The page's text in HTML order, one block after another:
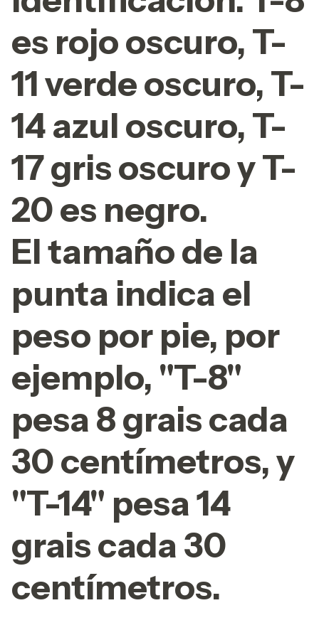
es rojo oscuro, T-
11 verde oscuro, T-
14 azul oscuro, T-
17 gris oscuro y T-
20 es negro.
El tamaño de la
punta indica el
peso por pie, por
ejemplo, "T-8"
pesa 8 grais cada
30 centímetros, y
"T-14" pesa 14
grais cada 30
centímetros.